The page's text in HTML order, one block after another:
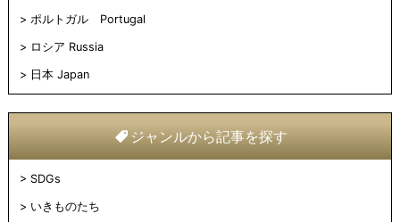
ポルトガル Portugal
ロシア Russia
日本 Japan
ジャンルから記事を探す
SDGs
いきものたち